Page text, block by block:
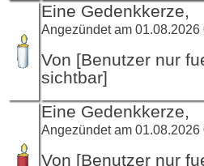
Eine Gedenkkerze,
Angezündet am 01.08.2026
Von [Benutzer nur
sichtbar]
Eine Gedenkkerze,
Angezündet am 01.08.2026
Von [Benutzer nur